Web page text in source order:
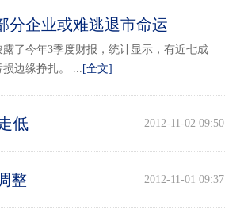
分企业或难逃退市命运
了今年3季度财报，统计显示，有近七成
边缘挣扎。 ... [全文]
低 2012-11-02 09:50
整 2012-11-01 09:37